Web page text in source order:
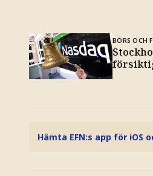
BÖRS OCH
Hämta EFN:s app för iOS